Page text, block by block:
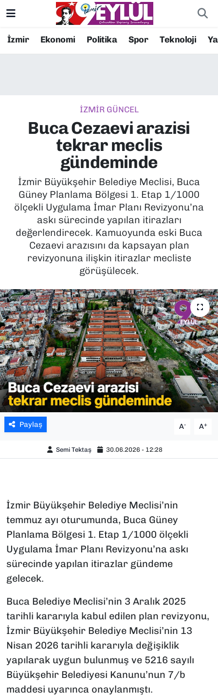
İzmir Ekonomi Politika Spor Teknoloji
İZMİR GÜNCEL
Buca Cezaevi arazisi
tekrar meclis
gündeminde
İzmir Büyükşehir Belediye Meclisi, Buca
Güney Planlama Bölgesi 1. Etap 1/1000
ölçekli Uygulama İmar Planı Revizyonu’na
askı sürecinde yapılan itirazları
değerlendirecek. Kamuoyunda eski Buca
Cezaevi arazısını da kapsayan plan
revizyonuna ilişkin itirazlar mecliste
görüşülecek.
Paylaş A- A+
Semi Tektaş 30.06.2026 - 12:28
İzmir Büyükşehir Belediye Meclisi’nin
temmuz ayı oturumunda, Buca Güney
Planlama Bölgesi 1. Etap 1/1000 ölçekli
Uygulama İmar Planı Revizyonu’na askı
sürecinde yapılan itirazlar gündeme
gelecek.
Buca Belediye Meclisi’nin 3 Aralık 2025
tarihli kararıyla kabul edilen plan revizyonu,
İzmir Büyükşehir Belediye Meclisi’nin 13
Nisan 2026 tarihli kararıyla değişiklik
yapılarak uygun bulunmuş ve 5216 sayılı
Büyükşehir Belediyesi Kanunu’nun 7/b
maddesi uyarınca onaylanmıştı.
Resmi İlanlar
EKONOMİ
KÜLTÜR SANAT
MAGAZİN
POLİTİKA
SAĞLIK
SPOR
YAŞAM
YEREL YÖNETİMLER
Konak Nöbetçi Eczaneler
Süper Lig Puan Durumu ve Fikstür
Tüm Manşetler
Son Dakika Haberleri
Haber Arşivi